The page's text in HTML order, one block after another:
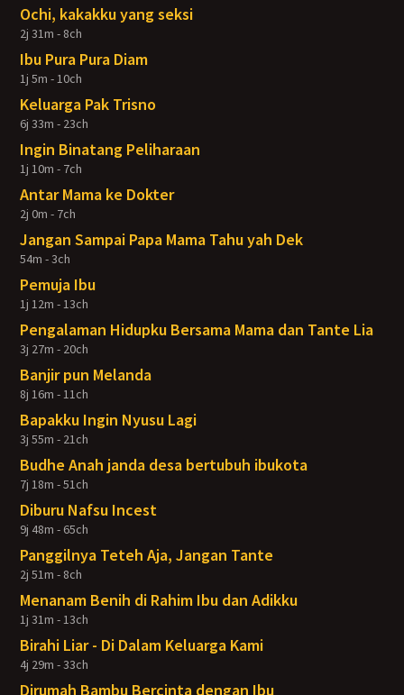
Ochi, kakakku yang seksi
2j 31m - 8ch
Ibu Pura Pura Diam
1j 5m - 10ch
Keluarga Pak Trisno
6j 33m - 23ch
Ingin Binatang Peliharaan
1j 10m - 7ch
Antar Mama ke Dokter
2j 0m - 7ch
Jangan Sampai Papa Mama Tahu yah Dek
54m - 3ch
Pemuja Ibu
1j 12m - 13ch
Pengalaman Hidupku Bersama Mama dan Tante Lia
3j 27m - 20ch
Banjir pun Melanda
8j 16m - 11ch
Bapakku Ingin Nyusu Lagi
3j 55m - 21ch
Budhe Anah janda desa bertubuh ibukota
7j 18m - 51ch
Diburu Nafsu Incest
9j 48m - 65ch
Panggilnya Teteh Aja, Jangan Tante
2j 51m - 8ch
Menanam Benih di Rahim Ibu dan Adikku
1j 31m - 13ch
Birahi Liar - Di Dalam Keluarga Kami
4j 29m - 33ch
Dirumah Bambu Bercinta dengan Ibu